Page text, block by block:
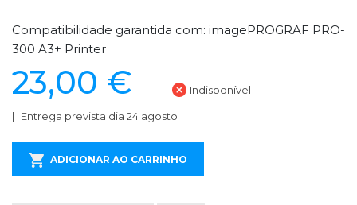
Compatibilidade garantida com: imagePROGRAF PRO-
300 A3+ Printer
23,00 € Indisponível
Entrega prevista dia 24 agosto
ADICIONAR AO CARRINHO